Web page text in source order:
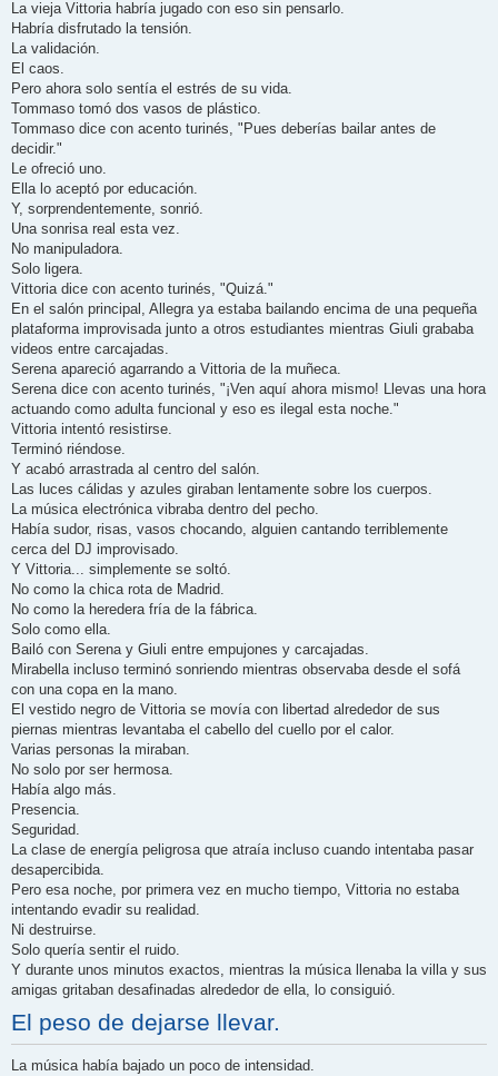
La vieja Vittoria habría jugado con eso sin pensarlo.
Habría disfrutado la tensión.
La validación.
El caos.
Pero ahora solo sentía el estrés de su vida.
Tommaso tomó dos vasos de plástico.
Tommaso dice con acento turinés, "Pues deberías bailar antes de
decidir."
Le ofreció uno.
Ella lo aceptó por educación.
Y, sorprendentemente, sonrió.
Una sonrisa real esta vez.
No manipuladora.
Solo ligera.
Vittoria dice con acento turinés, "Quizá."
En el salón principal, Allegra ya estaba bailando encima de una pequeña
plataforma improvisada junto a otros estudiantes mientras Giuli grababa
videos entre carcajadas.
Serena apareció agarrando a Vittoria de la muñeca.
Serena dice con acento turinés, "¡Ven aquí ahora mismo! Llevas una hora
actuando como adulta funcional y eso es ilegal esta noche."
Vittoria intentó resistirse.
Terminó riéndose.
Y acabó arrastrada al centro del salón.
Las luces cálidas y azules giraban lentamente sobre los cuerpos.
La música electrónica vibraba dentro del pecho.
Había sudor, risas, vasos chocando, alguien cantando terriblemente
cerca del DJ improvisado.
Y Vittoria... simplemente se soltó.
No como la chica rota de Madrid.
No como la heredera fría de la fábrica.
Solo como ella.
Bailó con Serena y Giuli entre empujones y carcajadas.
Mirabella incluso terminó sonriendo mientras observaba desde el sofá
con una copa en la mano.
El vestido negro de Vittoria se movía con libertad alrededor de sus
piernas mientras levantaba el cabello del cuello por el calor.
Varias personas la miraban.
No solo por ser hermosa.
Había algo más.
Presencia.
Seguridad.
La clase de energía peligrosa que atraía incluso cuando intentaba pasar
desapercibida.
Pero esa noche, por primera vez en mucho tiempo, Vittoria no estaba
intentando evadir su realidad.
Ni destruirse.
Solo quería sentir el ruido.
Y durante unos minutos exactos, mientras la música llenaba la villa y sus
amigas gritaban desafinadas alrededor de ella, lo consiguió.
El peso de dejarse llevar.
La música había bajado un poco de intensidad.